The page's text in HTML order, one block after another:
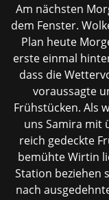
Am nächsten
dem Fenster.
Plan heute
erste einmal
dass die
voraussagte
Frühstücken. Als
uns Samira mit
reich gedeckte
bemühte Wirtin
Station beziehen
nach